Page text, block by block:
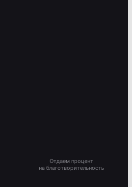
Отдаем процент
на благотворительность